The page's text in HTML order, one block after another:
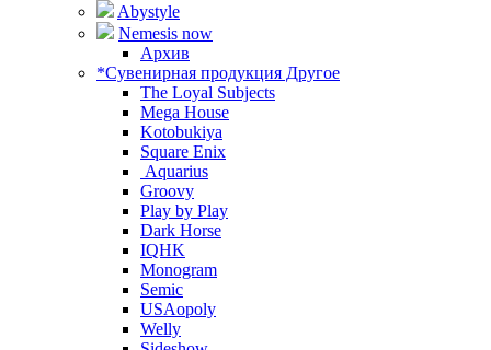
Abystyle
Nemesis now
Архив
*Сувенирная продукция Другое
The Loyal Subjects
Mega House
Kotobukiya
Square Enix
Aquarius
Groovy
Play by Play
Dark Horse
IQHK
Monogram
Semic
USAopoly
Welly